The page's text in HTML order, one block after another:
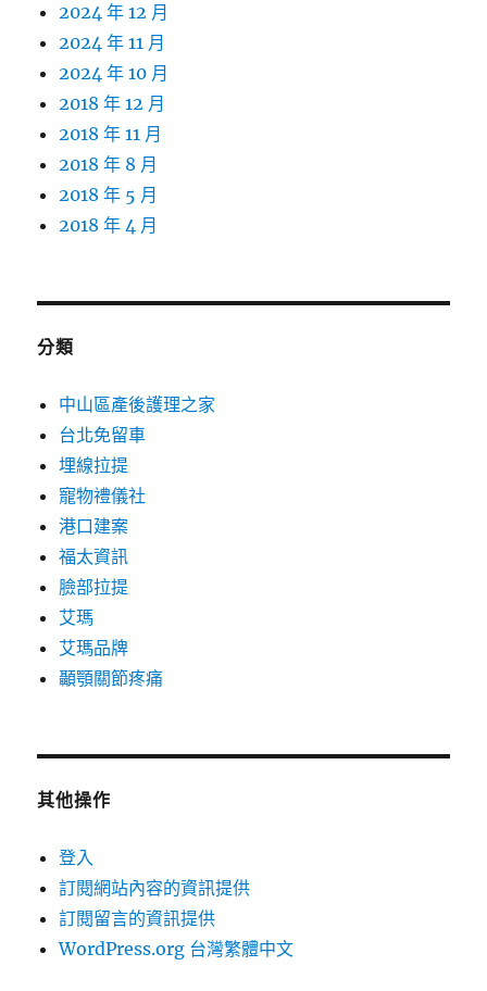
2024 年 12 月
2024 年 11 月
2024 年 10 月
2018 年 12 月
2018 年 11 月
2018 年 8 月
2018 年 5 月
2018 年 4 月
分類
中山區產後護理之家
台北免留車
埋線拉提
寵物禮儀社
港口建案
福太資訊
臉部拉提
艾瑪
艾瑪品牌
顳顎關節疼痛
其他操作
登入
訂閱網站內容的資訊提供
訂閱留言的資訊提供
WordPress.org 台灣繁體中文